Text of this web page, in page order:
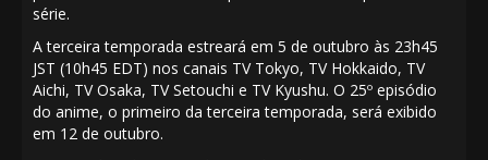
série.
A terceira temporada estreará em 5 de outubro às 23h45
JST (10h45 EDT) nos canais TV Tokyo, TV Hokkaido, TV
Aichi, TV Osaka, TV Setouchi e TV Kyushu. O 25º episódio
do anime, o primeiro da terceira temporada, será exibido
em 12 de outubro.